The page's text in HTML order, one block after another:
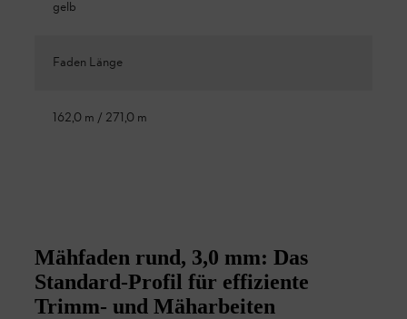
gelb
Faden Länge
162,0 m / 271,0 m
Mähfaden rund, 3,0 mm: Das
Standard-Profil für effiziente
Trimm- und Mäharbeiten